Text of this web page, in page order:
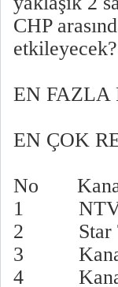
CHP
etkileyecek?
EN
EN ÇOK
No
1
2
3
4